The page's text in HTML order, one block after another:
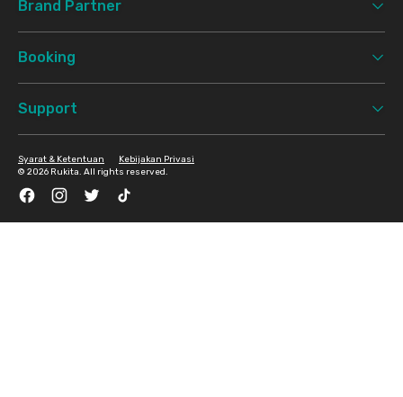
Brand Partner
Booking
Support
© 2026 Rukita. All rights reserved.
Syarat & Ketentuan Kebijakan Privasi
FacebookInstagramTwitter TikTok